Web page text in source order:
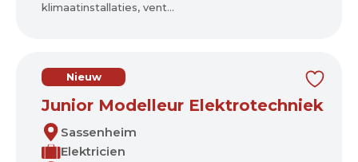
klimaatinstallaties, vent...
Nieuw
Junior Modelleur Elektrotechniek
Sassenheim
Elektricien